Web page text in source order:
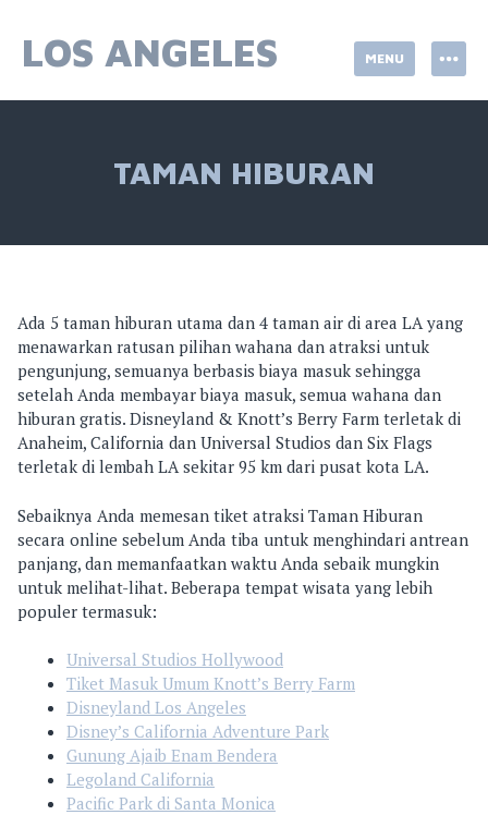
content
LOS ANGELES MENU
TAMAN HIBURAN
Ada 5 taman hiburan utama dan 4 taman air di area LA yang
menawarkan ratusan pilihan wahana dan atraksi untuk
pengunjung, semuanya berbasis biaya masuk sehingga
setelah Anda membayar biaya masuk, semua wahana dan
hiburan gratis. Disneyland & Knott’s Berry Farm terletak di
Anaheim, California dan Universal Studios dan Six Flags
terletak di lembah LA sekitar 95 km dari pusat kota LA.
Sebaiknya Anda memesan tiket atraksi Taman Hiburan
secara online sebelum Anda tiba untuk menghindari antrean
panjang, dan memanfaatkan waktu Anda sebaik mungkin
untuk melihat-lihat. Beberapa tempat wisata yang lebih
populer termasuk:
Universal Studios Hollywood
Tiket Masuk Umum Knott’s Berry Farm
Disneyland Los Angeles
Disney’s California Adventure Park
Gunung Ajaib Enam Bendera
Legoland California
Pacific Park di Santa Monica